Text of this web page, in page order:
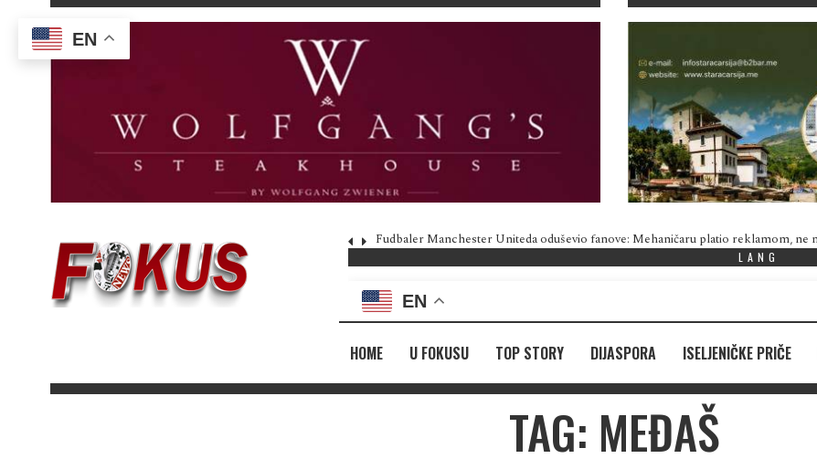
Fudbaler Manchester Uniteda oduševio fanove: Mehaničaru platio reklamom, ne
LANG
EN
HOME U FOKUSU TOP STORY DIJASPORA ISELJENIČKE PRIČE
TAG: MEĐAŠ
EN